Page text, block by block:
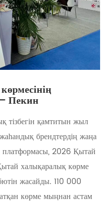
Пекин
тізбегін қамтитын жыл
брендтердің жаңа
платформасы, 2026 Қытай
халықаралық көрме
жасайды. 110 000
көрме мыңнан астам